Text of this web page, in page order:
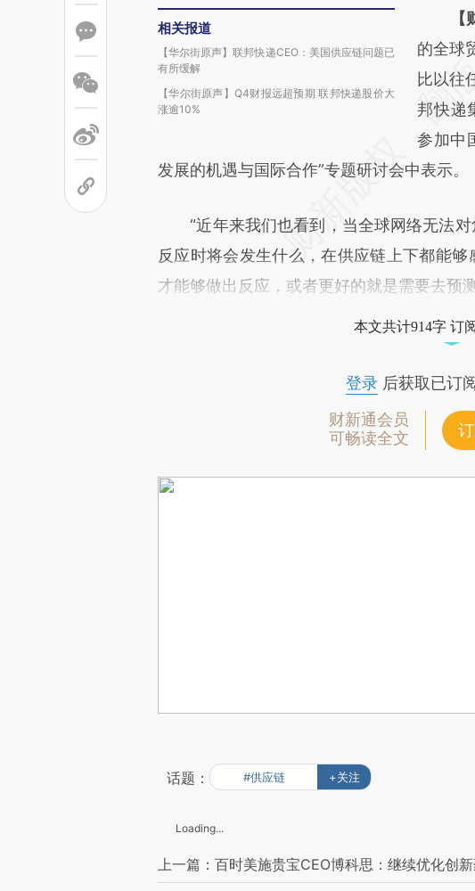
相关报道
【华尔街原声】联邦快递CEO：美国供应链问题已
有所缓解
【华尔街原声】Q4财报远超预期 联邦快递股价大
涨逾10%
请务
AI
成，可
新观点
的全球
比以往
邦快递
参加中
发展的机遇与国际合作”专题研讨会中表示。
“近年来我们也看到，当全球网络无法对
反应时将会发生什么，在供应链上下都能
才能够做出反应，或者更好的就是需要去预
本文共计914字 订
登录后获取已订
财新通会员
可畅读全文
话题： #供应链 +关注
Loading...
上一篇：百时美施贵宝CEO博科思：继续优化创